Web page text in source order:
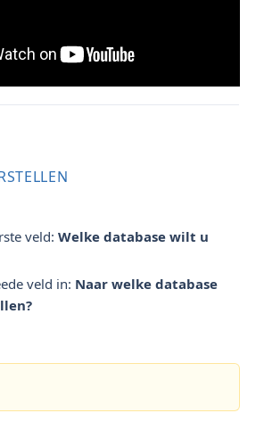
veld: Welke database wilt u
veld in: Naar welke database